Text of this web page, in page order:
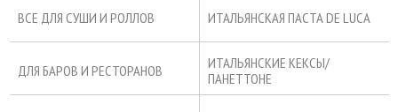
ВСЕ ДЛЯ СУШИ И РОЛЛОВ ИТАЛЬЯНСКАЯ ПАСТА DE LUCA
ДЛЯ БАРОВ И РЕСТОРАНОВ
ИТАЛЬЯНСКИЕ КЕКСЫ/
ПАНЕТТОНЕ